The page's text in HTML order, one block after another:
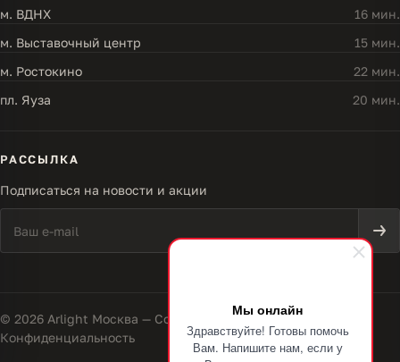
Мы онлайн
Здравствуйте! Готовы помочь
Вам. Напишите нам, если у
м. ВДНХ
16 мин.
м. Выставочный центр
15 мин.
м. Ростокино
22 мин.
пл. Яуза
20 мин.
РАССЫЛКА
Подписаться на новости и акции
© 2026 Arlight Москва — Совершенство света
Конфиденциальность